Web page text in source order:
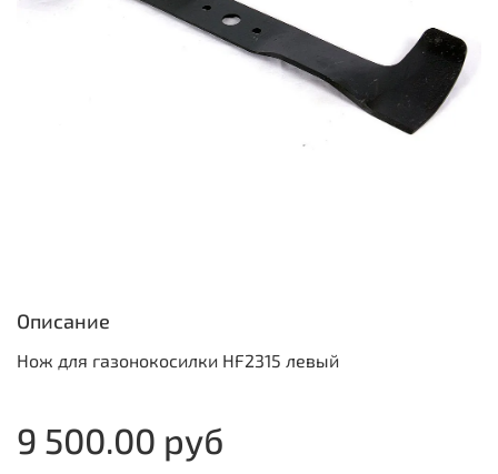
Описание
Нож для газонокосилки HF2315 левый
9 500.00 руб